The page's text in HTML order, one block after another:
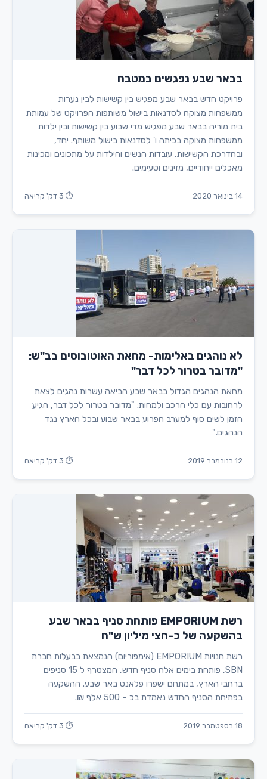
בבאר שבע נפגשים במטבח
פרויקט חדש בבאר שבע מפגיש בין קשישות לבין נערות
ממשפחות מצוקה לסדנאות בישול משותפות הפרויקט של עמותת
בית מוריה בבאר שבע מפגיש מדי שבוע בין קשישות ובין ילדות
ממשפחות מצוקה בכיתה ו' לסדנאות בישול משותף. יחד,
ובהדרכת הקשישות, עובדות הנשים והילדות על מתכונים ומכינות
מאכלים ייחודיים, מזינים וטעימים.
14 בינואר 2020 ⏱ 3 דק' קריאה
לא נוהגים באלימות- מחאת האוטובוסים בב"ש:
"מדובר בטרור לכל דבר"
מחאת הנהגים הגדול בבאר שבע הביאה עשרות נהגים לצאת
לרחובות עם כלי הרכב ולמחות: "מדובר בטרור לכל דבר, הגיע
הזמן לשים סוף למערב הפרוע בבאר שבוע ובכל הארץ נגד
הנהגים."
12 בנובמבר 2019 ⏱ 3 דק' קריאה
רשת EMPORIUM פותחת סניף בבאר שבע
בהשקעה של כ-חצי מיליון ש"ח
רשת חנויות EMPORIUM (אימפוריום) הנמצאת בבעלות חברת
SBN, פותחת בימים אלה סניף חדש, המצטרף ל 15 סניפים
ברחבי הארץ, במתחם ישפרו פלאנט באר שבע. ההשקעה
בפתיחת הסניף החדש נאמדת בכ – 500 אלף ₪.
18 בספטמבר 2019 ⏱ 3 דק' קריאה